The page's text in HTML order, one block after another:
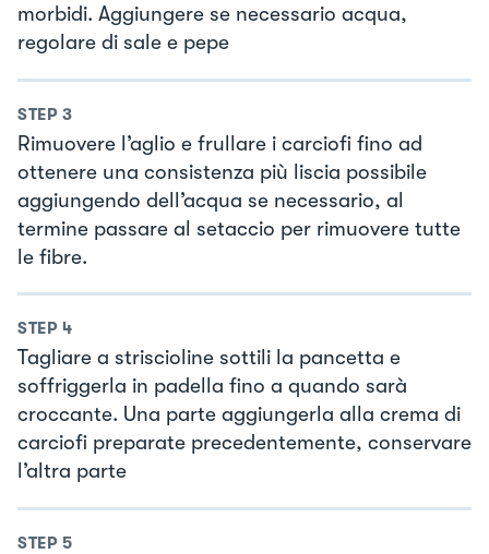
morbidi. Aggiungere se necessario acqua,
regolare di sale e pepe
STEP 3
Rimuovere l’aglio e frullare i carciofi fino ad
ottenere una consistenza più liscia possibile
aggiungendo dell’acqua se necessario, al
termine passare al setaccio per rimuovere tutte
le fibre.
STEP 4
Tagliare a striscioline sottili la pancetta e
soffriggerla in padella fino a quando sarà
croccante. Una parte aggiungerla alla crema di
carciofi preparate precedentemente, conservare
l’altra parte
STEP 5